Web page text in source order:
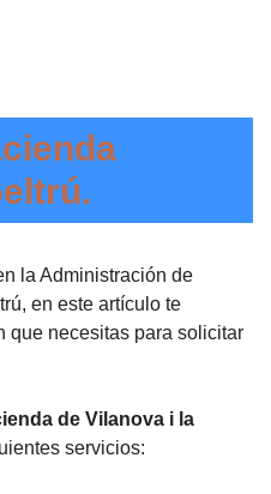
la Administración de
en este artículo te
que necesitas para solicitar
de Vilanova i la
servicios: